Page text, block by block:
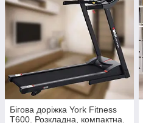
Бігова доріжка York Fitness
T600. Розкладна, компактна.